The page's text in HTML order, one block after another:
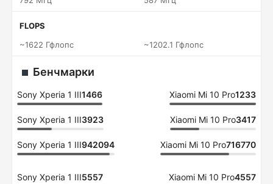
FLOPS
~1622 Гфлопс
~1202.1 Гфлопс
Бенчмарки
Sony Xperia 1 III1466 Xiaomi Mi 10 Pro1233
Sony Xperia 1 III3923 Xiaomi Mi 10 Pro3417
Sony Xperia 1 III942094 Xiaomi Mi 10 Pro716770
Sony Xperia 1 III5557 Xiaomi Mi 10 Pro4557